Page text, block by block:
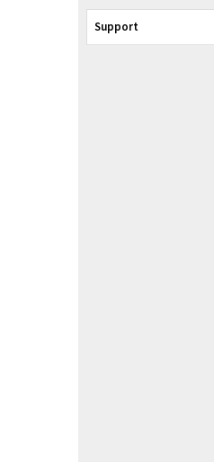
Support